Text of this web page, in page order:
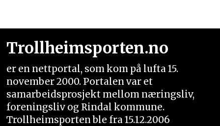
Trollheimsporten.no
er en nettportal, som kom på lufta 15.
november 2000. Portalen var et
samarbeidsprosjekt mellom næringsliv,
foreningsliv og Rindal kommune.
Trollheimsporten ble fra 15.12.2006